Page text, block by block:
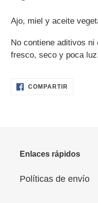
Ajo, miel y aceite
No contiene aditivos
fresco, seco y poca
COMPARTIR
Enlaces rápidos
Políticas de envío